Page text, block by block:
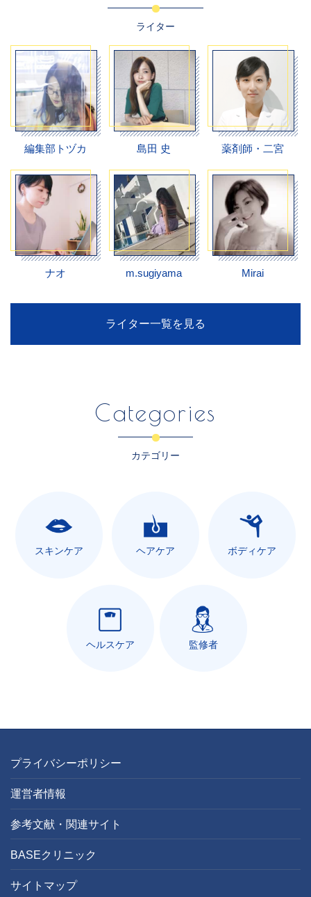
ライター
編集部トヅカ 島田 史 薬剤師・二宮
ナオ m.sugiyama Mirai
ライター一覧を見る
Categories
カテゴリー
スキンケア ヘアケア ボディケア
ヘルスケア 監修者
プライバシーポリシー
運営者情報
参考文献・関連サイト
BASEクリニック
サイトマップ